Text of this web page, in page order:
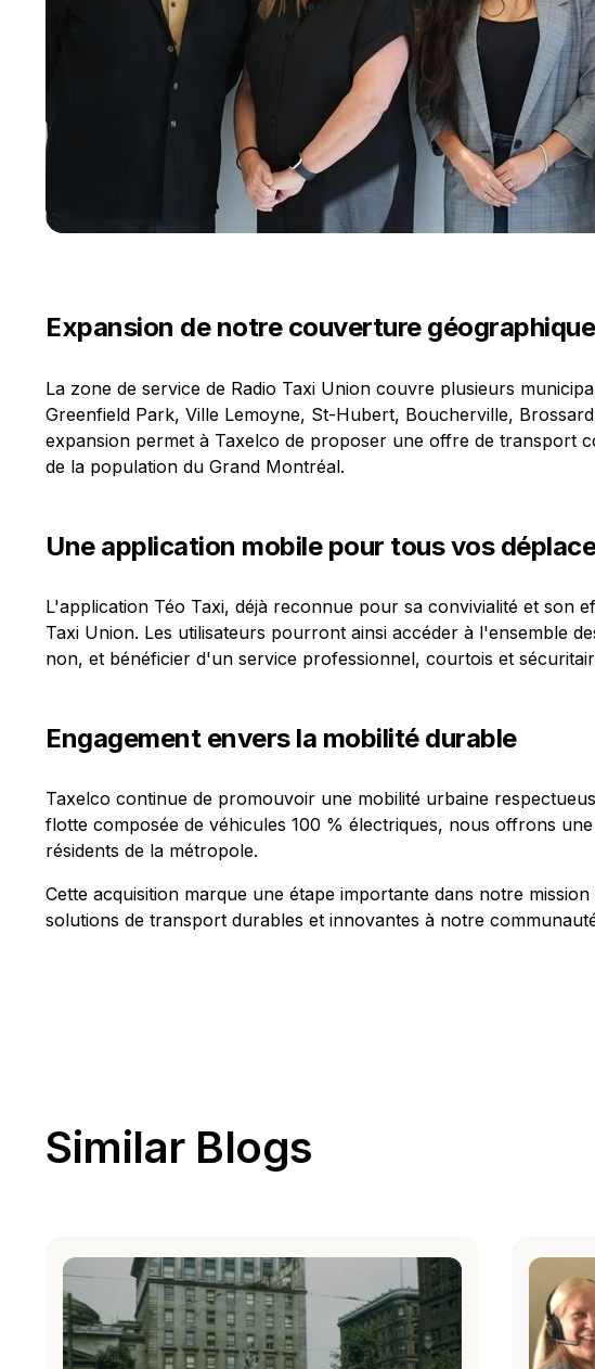
Expansion de notre couverture géographique
La zone de service de Radio Taxi Union couvre plusieurs
Greenfield Park, Ville Lemoyne, St-Hubert, Boucherville,
expansion permet à Taxelco de proposer une offre de transport
de la population du Grand Montréal.
Une application mobile pour tous vos
L'application Téo Taxi, déjà reconnue pour sa convivialité et son
Taxi Union. Les utilisateurs pourront ainsi accéder à l'ensemble
non, et bénéficier d'un service professionnel, courtois et
Engagement envers la mobilité durable
Taxelco continue de promouvoir une mobilité urbaine
flotte composée de véhicules 100 % électriques, nous offrons
résidents de la métropole.
Cette acquisition marque une étape importante dans notre
solutions de transport durables et innovantes à notre
Similar Blogs